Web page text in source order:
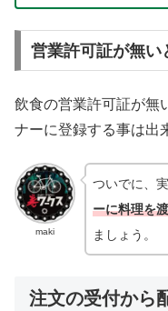
営業許可証が無い
飲食の営業許可証が無
ナーに登録する事は出
maki
ついでに、
ーに料理を
ましょう。
注文の受付から